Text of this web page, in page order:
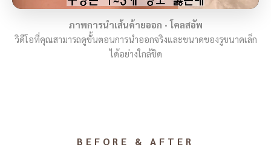
ภาพการนำเส้นด้ายออก · โคลสอัพ
วิดีโอที่คุณสามารถดูขั้นตอนการนำออกจริงและขนาดของรูขนาดเล็ก
ได้อย่างใกล้ชิด
BEFORE & AFTER